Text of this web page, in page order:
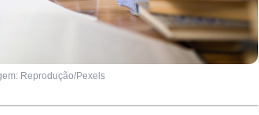
Reprodução/Pexels